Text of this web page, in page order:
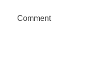
e
Comment